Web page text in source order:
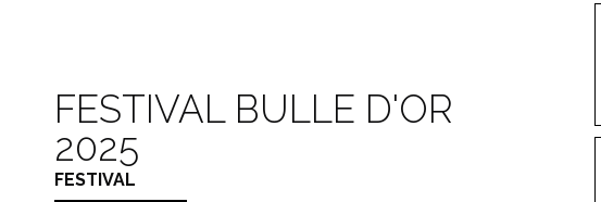
FESTIVAL BULLE D'OR
2025
FESTIVAL